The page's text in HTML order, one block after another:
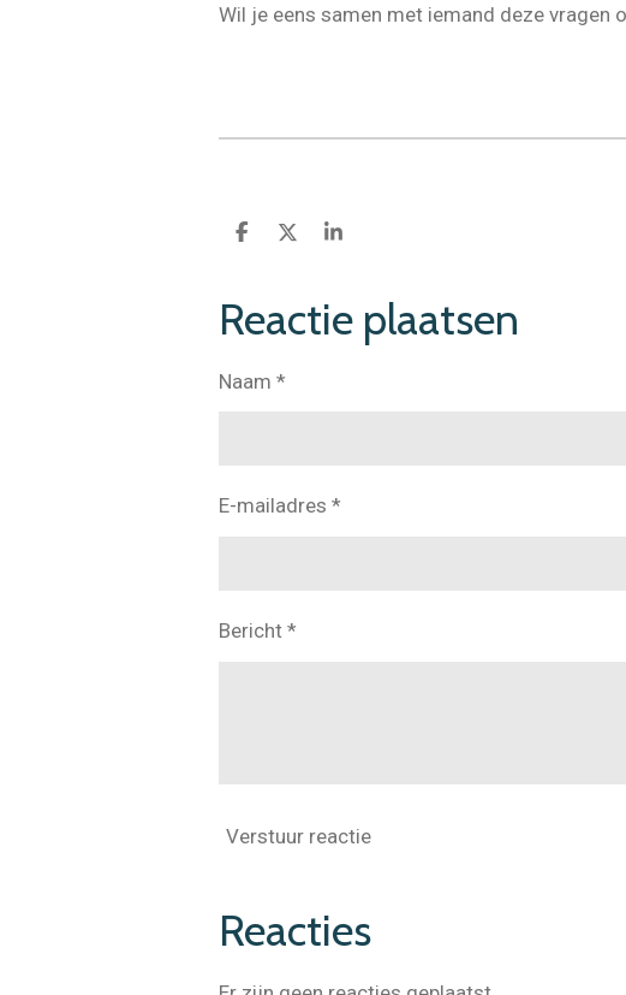
Wil je eens samen met iemand deze vragen
D
e
n
D
S
e
Reactie plaatsen
Naam *
E-mailadres *
Bericht *
Verstuur reactie
Reacties